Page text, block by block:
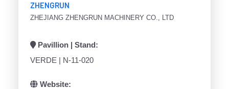
ZHENGRUN
ZHEJIANG ZHENGRUN MACHINERY CO., LTD
Pavillion | Stand:
VERDE | N-11-020
Website: